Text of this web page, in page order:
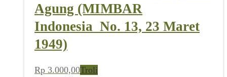
Agung (MIMBAR
Indonesia_No. 13, 23 Maret
1949)
Rp 3.000,00Troli